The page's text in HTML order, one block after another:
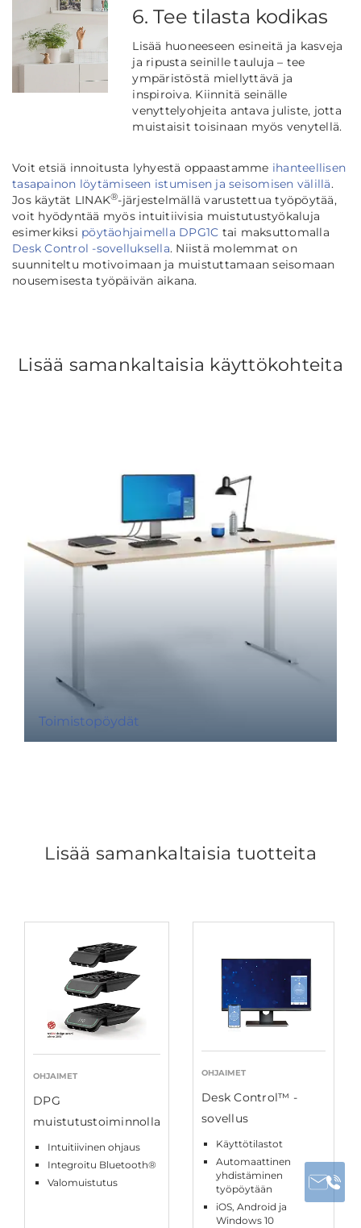
6. Tee tilasta kodikas
Lisää huoneeseen esineitä ja kasveja
ja ripusta seinille tauluja – tee
ympäristöstä miellyttävä ja
inspiroiva. Kiinnitä seinälle
venyttelyohjeita antava juliste, jotta
muistaisit toisinaan myös venytellä.
Voit etsiä innoitusta lyhyestä oppaastamme ihanteellisen
tasapainon löytämiseen istumisen ja seisomisen välillä.
Jos käytät LINAK®-järjestelmällä varustettua työpöytää,
voit hyödyntää myös intuitiivisia muistutustyökaluja
esimerkiksi pöytäohjaimella DPG1C tai maksuttomalla
Desk Control -sovelluksella. Niistä molemmat on
suunniteltu motivoimaan ja muistuttamaan seisomaan
nousemisesta työpäivän aikana.
Lisää samankaltaisia käyttökohteita
Toimistopöydät
Lisää samankaltaisia tuotteita
OHJAIMET
DPG
muistutustoiminnolla
Intuitiivinen ohjaus
Integroitu Bluetooth®
Valomuistutus
OHJAIMET
Desk Control™ -
sovellus
Käyttötilastot
Automaattinen
yhdistäminen
työpöytään
iOS, Android ja
Windows 10